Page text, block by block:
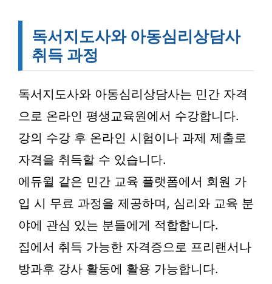
독서지도사와 아동심리상담사
취득 과정
독서지도사와 아동심리상담사는 민간 자격
으로 온라인 평생교육원에서 수강합니다.
강의 수강 후 온라인 시험이나 과제 제출로
자격을 취득할 수 있습니다.
에듀윌 같은 민간 교육 플랫폼에서 회원 가
입 시 무료 과정을 제공하며, 심리와 교육 분
야에 관심 있는 분들에게 적합합니다.
집에서 취득 가능한 자격증으로 프리랜서나
방과후 강사 활동에 활용 가능합니다.